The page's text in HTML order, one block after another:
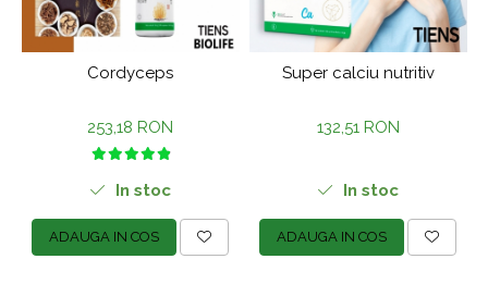
Cordyceps
253,18 RON
In stoc
ADAUGA IN COS
Super calciu nutritiv
132,51 RON
In stoc
ADAUGA IN COS